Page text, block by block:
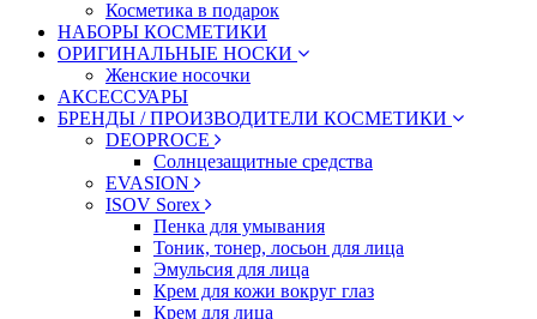
Косметика в подарок
НАБОРЫ КОСМЕТИКИ
ОРИГИНАЛЬНЫЕ НОСКИ
Женские носочки
АКСЕССУАРЫ
БРЕНДЫ / ПРОИЗВОДИТЕЛИ КОСМЕТИКИ
DEOPROCE
Солнцезащитные средства
EVASION
ISOV Sorex
Пенка для умывания
Тоник, тонер, лосьон для лица
Эмульсия для лица
Крем для кожи вокруг глаз
Крем для лица